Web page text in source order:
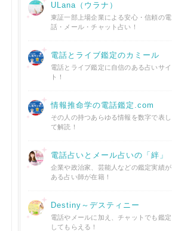
ULana（ウラナ）
東証一部上場企業による安心・信頼の電
話・メール・チャット占い！
電話とライブ鑑定のカミール
電話とライブ鑑定に自信のある占いサイ
ト！
情報推命学の電話鑑定.com
その人の持つあらゆる情報を数字で表し
て解読！
電話占いとメール占いの「絆」
企業や政治家、芸能人などの鑑定実績が
ある占い師が在籍！
Destiny～デスティニー
電話やメールに加え、チャットでも鑑定
してもらえる！